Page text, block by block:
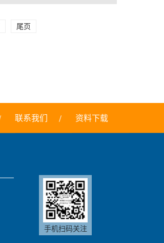
尾页
联系我们 资料下载
手机扫码关注